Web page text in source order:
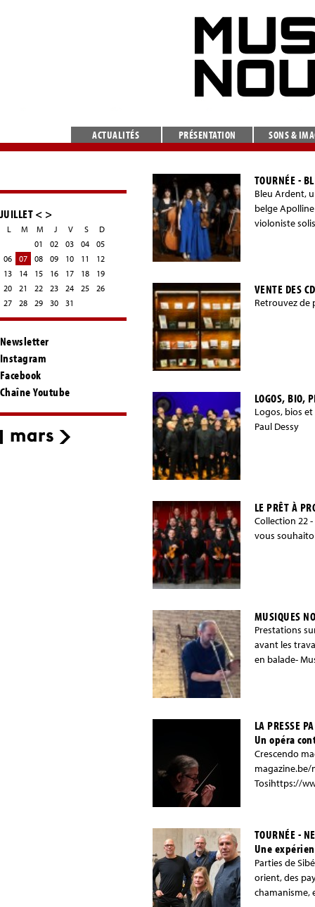
ACTUALITÉS PRÉSENTATION SONS &
JUILLET< >
L M M J V S
D
01
02 03 04
05
06
07 08 09 10 11
12
13
14 15 16 17 18
19
20
21 22 23 24 25
26
27
28 29 30 31
Newsletter
Instagram
Facebook
Chaîne Youtube
TOURNÉE -
Bleu Ardent,
belge
violoniste
VENTE DES
Retrouvez de
LOGOS, BIO,
Logos, bios et
Paul Dessy
LE PRÊT À
Collection 22
vous
MUSIQUES
Prestations
avant les
en balade-
LA PRESSE
Un opéra
Crescendo
magazine.be/
Tosihttps://
TOURNÉE -
Une
Parties de
orient, des
chamanisme,